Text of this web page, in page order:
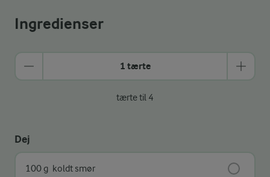
Ingredienser
1 tærte
tærte til 4
Dej
100 g koldt smør